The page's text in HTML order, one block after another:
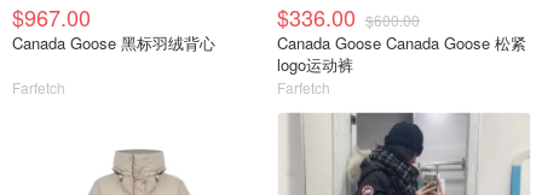
$967.00
Canada Goose 黑标羽绒背心
Farfetch
$336.00 $600.00
Canada Goose Canada Goose 松紧
logo运动裤
Farfetch